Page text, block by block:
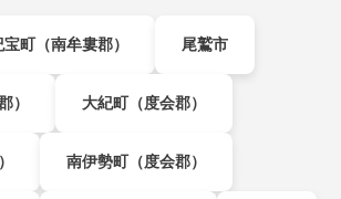
宝町（南牟婁郡） 尾鷲市
） 大紀町（度会郡）
南伊勢町（度会郡）